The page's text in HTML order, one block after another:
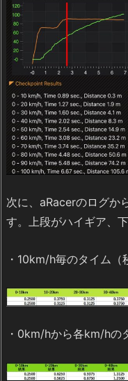
次に、aRacerのログか
す。上段がハイギア、
・10km/h毎のタイム（
・0km/hから各km/hの